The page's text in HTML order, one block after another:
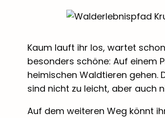
Kaum lauft ihr los, wartet
besonders schöne: Auf einem
heimischen Waldtieren gehen.
sind nicht zu leicht, aber auch
Auf dem weiteren Weg könnt